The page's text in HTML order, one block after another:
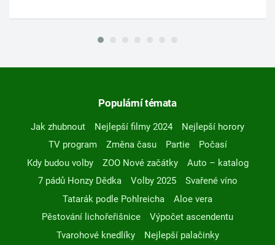
Populární témata
Jak zhubnout Nejlepší filmy 2024
Nejlepší horory
TV program
Změna času Partie
Počasí
Kdy budou volby
ZOO Nové začátky
Auto – katalog
7 pádů Honzy Dědka
Volby 2025
Svařené víno
Tatarák podle Pohlreicha
Aloe vera
Pěstování lichořeřišnice
Výpočet ascendentu
Tvarohové knedlíky
Nejlepší palačinky